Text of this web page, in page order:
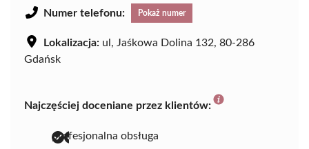
Numer telefonu: Pokaż numer
Lokalizacja: ul, Jaśkowa Dolina 132, 80-286
Gdańsk
Najczęściej doceniane przez klientów:
profesjonalna obsługa